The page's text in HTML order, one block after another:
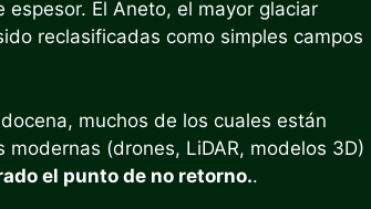
El Aneto, el mayor glaciar
reclasificadas como simples campos
muchos de los cuales están
(drones, LiDAR, modelos 3D)
el punto de no retorno..